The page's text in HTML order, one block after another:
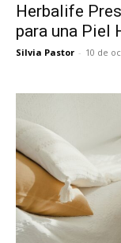
Herbalife
para una Piel
Silvia Pastor - 10 de